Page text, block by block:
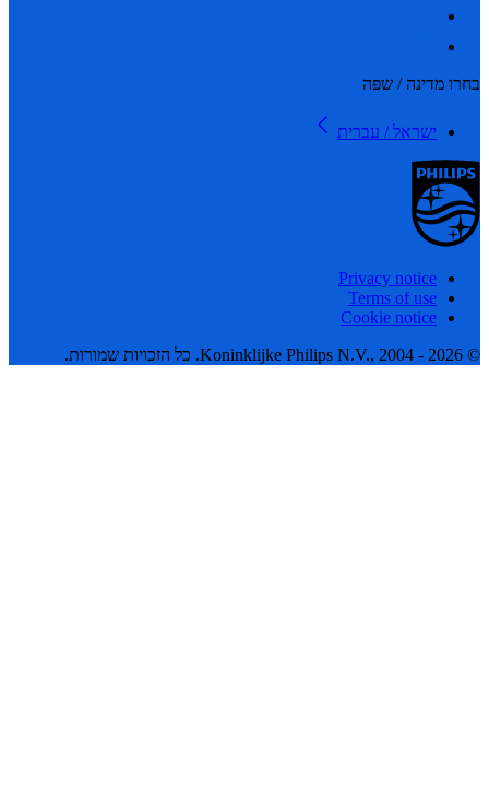
מדינה / שפה
ישראל / עברית
Privacy notice
Terms of use
Cookie notice